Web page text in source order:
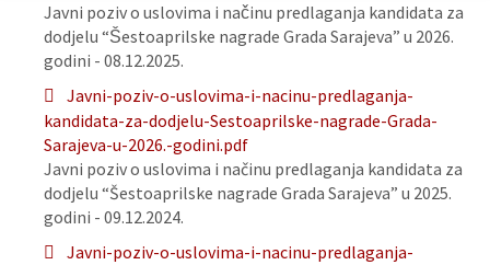
Javni poziv o uslovima i načinu predlaganja kandidata za
dodjelu “Šestoaprilske nagrade Grada Sarajeva” u 2026.
godini - 08.12.2025.
Javni-poziv-o-uslovima-i-nacinu-predlaganja-
kandidata-za-dodjelu-Sestoaprilske-nagrade-Grada-
Sarajeva-u-2026.-godini.pdf
Javni poziv o uslovima i načinu predlaganja kandidata za
dodjelu “Šestoaprilske nagrade Grada Sarajeva” u 2025.
godini - 09.12.2024.
Javni-poziv-o-uslovima-i-nacinu-predlaganja-